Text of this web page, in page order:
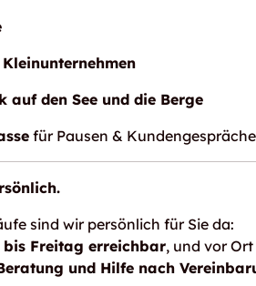
auf den See und die Berge
für Pausen & Kundengespräche
sind wir persönlich für Sie da:
Freitag erreichbar, und vor
und Hilfe nach